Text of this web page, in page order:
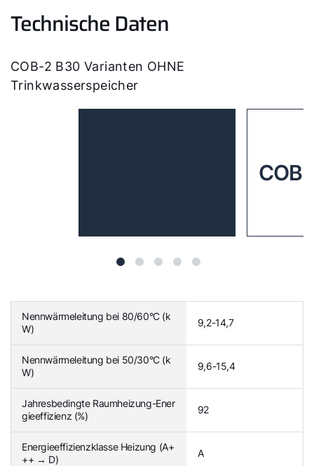
Technische Daten
COB-2 B30 Varianten OHNE
Trinkwasserspeicher
Nennwärmeleitung bei 80/60°C (k
W)
9,2-14,7
Nennwärmeleitung bei 50/30°C (k
W)
9,6-15,4
Jahresbedingte Raumheizung-Ener
gieeffizienz (%)
92
Energieeffizienzklasse Heizung (A+
++ → D)
A